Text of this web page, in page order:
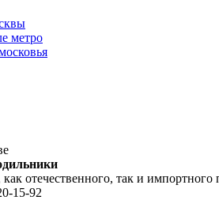
метро
отечественного, так и импортного
15-92